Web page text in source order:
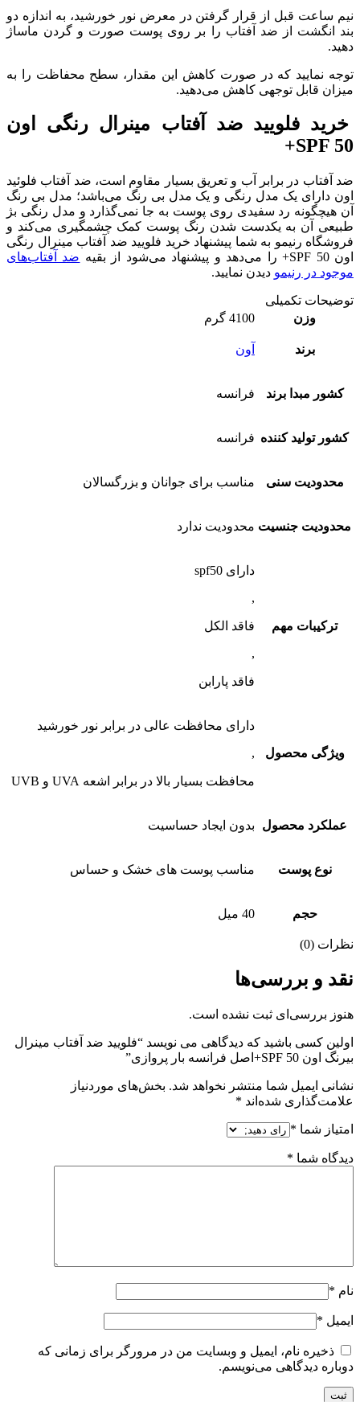
نیم ساعت قبل از قرار گرفتن در معرض نور خورشید، به اندازه دو
بند انگشت از ضد آفتاب را بر روی پوست صورت و گردن ماساژ
دهید.
توجه نمایید که در صورت کاهش این مقدار، سطح محفاظت را به
میزان قابل توجهی کاهش می‌دهید.
خرید فلویید ضد آفتاب مینرال رنگی اون
SPF 50+
ضد آفتاب در برابر آب و تعریق بسیار مقاوم است، ضد آفتاب فلوئید
اون دارای یک مدل رنگی و یک مدل بی رنگ می‌باشد؛ مدل بی رنگ
آن هیچگونه رد سفیدی روی پوست به جا نمی‌گذارد و مدل رنگی بژ
طبیعی آن به یکدست شدن رنگ پوست کمک چشمگیری می‌کند و
فروشگاه رنیمو به شما پیشنهاد خرید فلویید ضد آفتاب مینرال رنگی
اون SPF 50+ را می‌دهد و پیشنهاد می‌شود از بقیه
ضد آفتاب‌های
موجود در رنیمو دیدن نمایید.
توضیحات تکمیلی
وزن
4100 گرم
برند آون
کشور مبدا برند فرانسه
کشور تولید کننده فرانسه
محدودیت سنی مناسب برای جوانان و بزرگسالان
محدودیت جنسیت محدودیت ندارد
ترکیبات مهم
دارای spf50
,
فاقد الکل
,
فاقد پارابن
ویژگی محصول
دارای محافظت عالی در برابر نور خورشید
,
محافظت بسیار بالا در برابر اشعه UVA و UVB
عملکرد محصول بدون ایجاد حساسیت
نوع پوست مناسب پوست های خشک و حساس
حجم 40 میل
نظرات (0)
نقد و بررسی‌ها
هنوز بررسی‌ای ثبت نشده است.
اولین کسی باشید که دیدگاهی می نویسد “فلویید ضد آفتاب مینرال
بیرنگ اون SPF 50+اصل فرانسه بار پروازی”
نشانی ایمیل شما منتشر نخواهد شد. بخش‌های موردنیاز
علامت‌گذاری شده‌اند *
امتیاز شما *
دیدگاه شما *
نام *
ایمیل *
ذخیره نام، ایمیل و وبسایت من در مرورگر برای زمانی که
دوباره دیدگاهی می‌نویسم.